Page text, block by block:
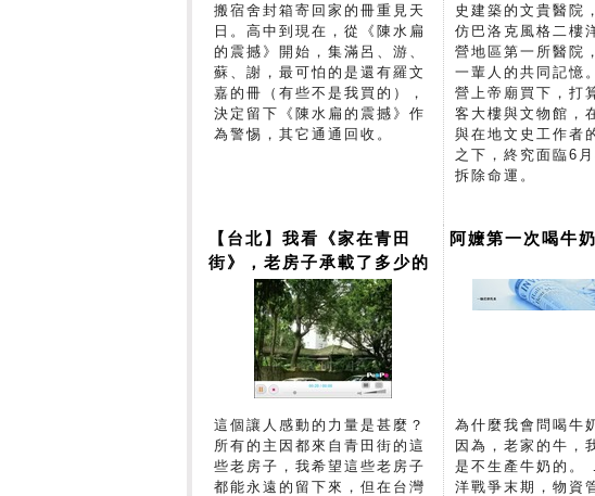
搬宿舍封箱寄回家的冊重見天
日。高中到現在，從《陳水扁
的震撼》開始，集滿呂、游、
蘇、謝，最可怕的是還有羅文
嘉的冊（有些不是我買的），
決定留下《陳水扁的震撼》作
為警惕，其它通通回收。
史建築的文貴醫院
仿巴洛克風格二樓
營地區第一所醫院
一輩人的共同記憶
營上帝廟買下，打
客大樓與文物館，
與在地文史工作者
之下，終究面臨6
拆除命運。
【台北】我看《家在青田
街》，老房子承載了多少的
這個讓人感動的力量是甚麼？
所有的主因都來自青田街的這
些老房子，我希望這些老房子
都能永遠的留下來，但在台灣
阿嬤第一次喝牛
為什麼我會問喝牛
因為，老家的牛，
是不生產牛奶的
洋戰爭末期，物資